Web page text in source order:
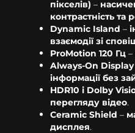
пікселів) –
контрастність та
Dynamic Island –
взаємодії зі
ProMotion 120 Гц –
Always-On Display
інформації без
HDR10 і Dolby
перегляду відео.
Ceramic Shield –
дисплея.